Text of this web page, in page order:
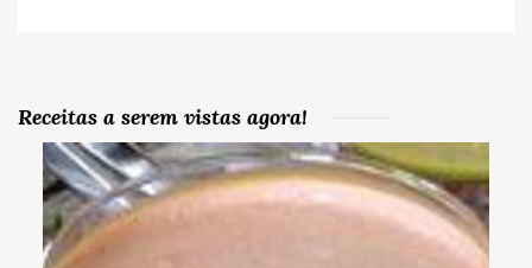
Receitas a serem vistas agora!